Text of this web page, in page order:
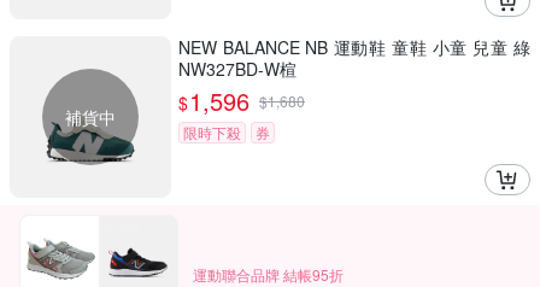
補貨中
NEW BALANCE NB 運動鞋 童鞋 小童 兒童 綠
NW327BD-W楦
$1,596 $1,680
限時下殺
券
運動聯合品牌 結帳95折